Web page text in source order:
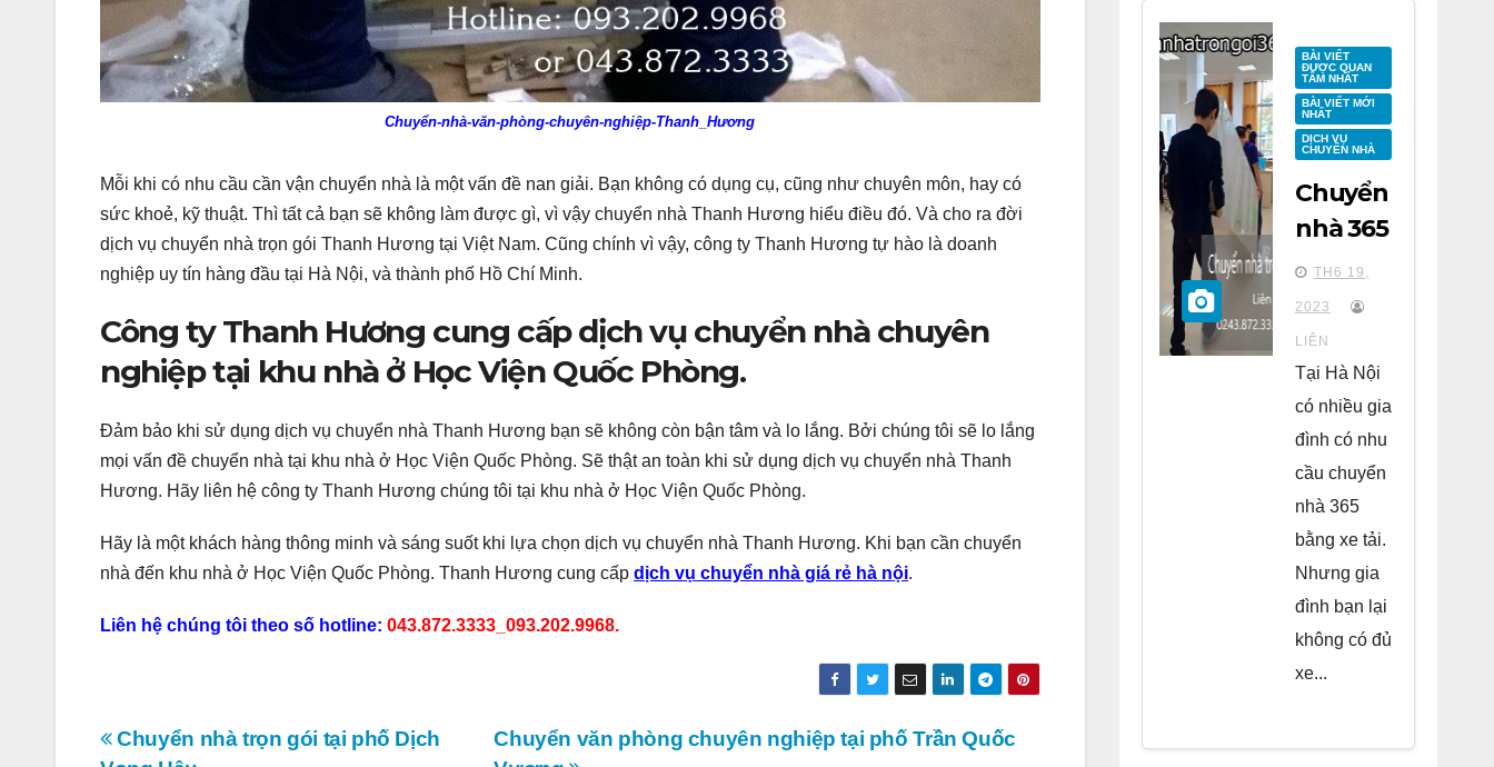
Chuyển-nhà-văn-phòng-chuyên-nghiệp-Thanh_Hương
Mỗi khi có nhu cầu cần vận chuyển nhà là một vấn đề nan giải. Bạn không có dụng cụ, cũng như chuyên môn, hay có
sức khoẻ, kỹ thuật. Thì tất cả bạn sẽ không làm được gì, vì vậy chuyển nhà Thanh Hương hiểu điều đó. Và cho ra đời
dịch vụ chuyển nhà trọn gói Thanh Hương tại Việt Nam. Cũng chính vì vậy, công ty Thanh Hương tự hào là doanh
nghiệp uy tín hàng đầu tại Hà Nội, và thành phố Hồ Chí Minh.
Công ty Thanh Hương cung cấp dịch vụ chuyển nhà chuyên
nghiệp tại khu nhà ở Học Viện Quốc Phòng.
Đảm bảo khi sử dụng dịch vụ chuyển nhà Thanh Hương bạn sẽ không còn bận tâm và lo lắng. Bởi chúng tôi sẽ lo lắng
mọi vấn đề chuyển nhà tại khu nhà ở Học Viện Quốc Phòng. Sẽ thật an toàn khi sử dụng dịch vụ chuyển nhà Thanh
Hương. Hãy liên hệ công ty Thanh Hương chúng tôi tại khu nhà ở Học Viện Quốc Phòng.
Hãy là một khách hàng thông minh và sáng suốt khi lựa chọn dịch vụ chuyển nhà Thanh Hương. Khi bạn cần chuyển
nhà đến khu nhà ở Học Viện Quốc Phòng. Thanh Hương cung cấp dịch vụ chuyển nhà giá rẻ hà nội.
Liên hệ chúng tôi theo số hotline: 043.872.3333_093.202.9968.
Điều
Chuyển văn phòng chuyên nghiệp tại phố Trần Quốc
Chuyển nhà trọn gói tại phố Dịch
BÀI VIẾT
ĐƯỢC QUAN
TÂM NHẤT
BÀI VIẾT MỚI
NHẤT
DỊCH VỤ
CHUYỂN NHÀ
Chuyển
nhà 365
tại
chung
cư Park
Kiara Hà
Đông
TH6 19,
2023
LIÊN
Tại Hà Nội
có nhiều gia
đình có nhu
cầu chuyển
nhà 365
bằng xe tải.
Nhưng gia
đình bạn lại
không có đủ
xe...